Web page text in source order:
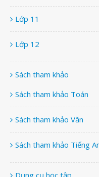
Lớp 11
Lớp 12
Sách tham khảo
Sách tham khảo Toán
Sách tham khảo Văn
Sách tham khảo Tiếng